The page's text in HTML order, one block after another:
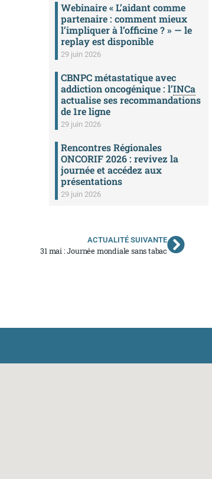
Webinaire « L’aidant comme
partenaire : comment mieux
l’impliquer à l’officine ? » — le
replay est disponible
29 juin 2026
CBNPC métastatique avec
addiction oncogénique : l’INCa
actualise ses recommandations
de 1re ligne
29 juin 2026
Rencontres Régionales
ONCORIF 2026 : revivez la
journée et accédez aux
présentations
29 juin 2026
ACTUALITÉ SUIVANTE
31 mai : Journée mondiale sans tabac